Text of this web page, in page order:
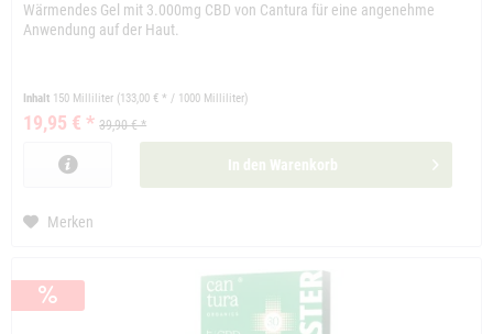
Wärmendes Gel mit 3.000mg CBD von Cantura für eine angenehme
Anwendung auf der Haut.
Inhalt 150 Milliliter (133,00 € * / 1000 Milliliter)
19,95 € * 39,90 € *
In den Warenkorb
Merken